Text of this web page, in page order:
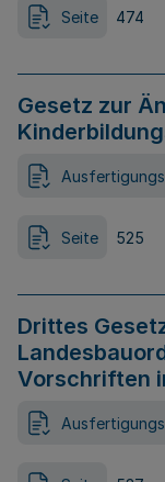
Seite 474
Gesetz zur
Seite 525
Drittes
Vorschriften